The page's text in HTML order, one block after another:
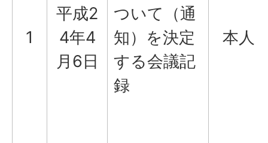
1
平成2
4年4
月6日
ついて（通
知）を決定
する会議記
録
本人